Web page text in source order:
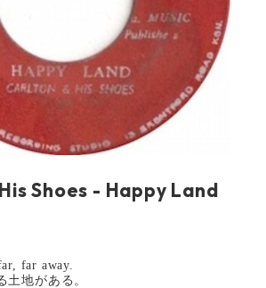
Shoes - Happy Land
far away.
土地がある。